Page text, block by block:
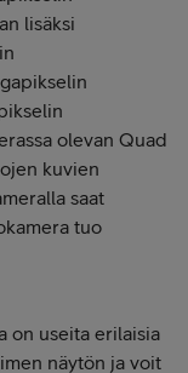
lisäksi
olevan Quad
kuvien
saat
tuo
on useita erilaisia
näytön ja voit